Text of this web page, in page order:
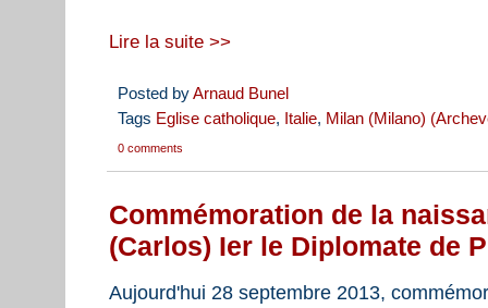
Lire la suite >>
Posted byArnaud Bunel
Tags Eglise catholique, Italie, Milan (Milano)
0 comments
Commémoration de la
(Carlos) Ier le Diplomate de
Aujourd'hui 28 septembre 2013,